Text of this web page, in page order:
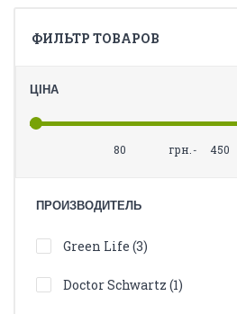
ФИЛЬТР ТОВАРОВ
ЦІНА
грн. -
ПРОИЗВОДИТЕЛЬ
Green Life (3)
Doctor Schwartz (1)